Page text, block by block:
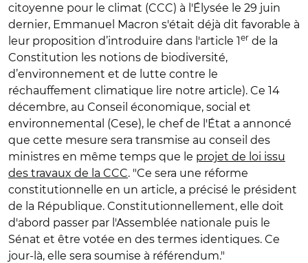
citoyenne pour le climat (CCC) à l'Élysée le 29 juin
dernier, Emmanuel Macron s'était déjà dit favorable à
leur proposition d’introduire dans l'article 1er de la
Constitution les notions de biodiversité,
d’environnement et de lutte contre le
réchauffement climatique lire notre article). Ce 14
décembre, au Conseil économique, social et
environnemental (Cese), le chef de l'État a annoncé
que cette mesure sera transmise au conseil des
ministres en même temps que le projet de loi issu
des travaux de la CCC. "Ce sera une réforme
constitutionnelle en un article, a précisé le président
de la République. Constitutionnellement, elle doit
d'abord passer par l'Assemblée nationale puis le
Sénat et être votée en des termes identiques. Ce
jour-là, elle sera soumise à référendum."